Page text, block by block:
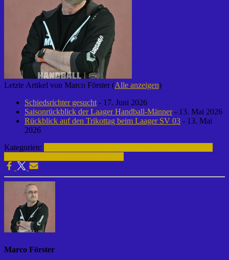
Letzte Artikel von Marco Förster(Alle anzeigen)
Schiedsrichter gesucht - 17. Juni 2026
Saisonrückblick der Laager Handball-Männer- 13. Mai 2026
Rückblick auf den Trikottag beim Laager SV 03 - 13. Mai
2026
Kategorien:
Marco Förster